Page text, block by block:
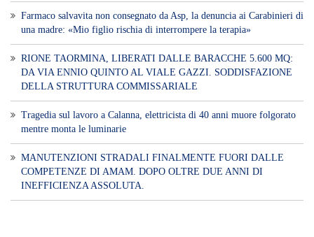
Farmaco salvavita non consegnato da Asp, la denuncia ai Carabinieri di
una madre: «Mio figlio rischia di interrompere la terapia»
RIONE TAORMINA, LIBERATI DALLE BARACCHE 5.600 MQ:
DA VIA ENNIO QUINTO AL VIALE GAZZI. SODDISFAZIONE
DELLA STRUTTURA COMMISSARIALE
Tragedia sul lavoro a Calanna, elettricista di 40 anni muore folgorato
mentre monta le luminarie
MANUTENZIONI STRADALI FINALMENTE FUORI DALLE
COMPETENZE DI AMAM. DOPO OLTRE DUE ANNI DI
INEFFICIENZA ASSOLUTA.